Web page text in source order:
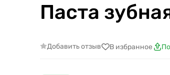
Паста
Добавить отзыв В избранное